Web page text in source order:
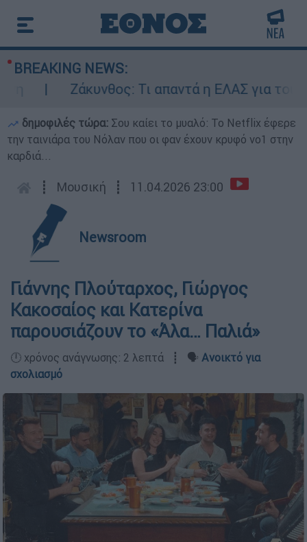
BREAKING NEWS:
Ζάκυνθος: Τι απαντά η ΕΛΑΣ για τους 8
δημοφιλές τώρα: Σου καίει το μυαλό: Το Netflix έφερε
την ταινιάρα του Νόλαν που οι φαν έχουν κρυφό νο1 στην
καρδιά...
┋ Μουσική ┋ 11.04.2026 23:00
Newsroom
Γιάννης Πλούταρχος, Γιώργος
Κακοσαίος και Κατερίνα
παρουσιάζουν το «Άλα… Παλιά»
🕛 χρόνος ανάγνωσης: 2 λεπτά ┋ 🗣️ Ανοικτό για
σχολιασμό